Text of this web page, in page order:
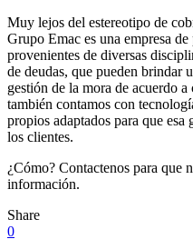
Muy lejos del estereotipo de
Grupo Emac es una empresa
provenientes de diversas
de deudas, que pueden brindar
gestión de la mora de acuerdo
también contamos con
propios adaptados para que esa
los clientes.
¿Cómo? Contactenos para que
información.
Share
0